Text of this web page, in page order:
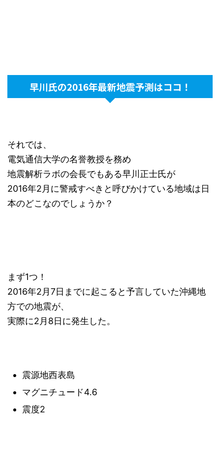
早川氏の2016年最新地震予測はココ！
それでは、
電気通信大学の名誉教授を務め
地震解析ラボの会長でもある早川正士氏が
2016年2月に警戒すべきと呼びかけている地域は日
本のどこなのでしょうか？
まず1つ！
2016年2月7日までに起こると予言していた沖縄地
方での地震が、
実際に2月8日に発生した。
震源地西表島
マグニチュード4.6
震度2